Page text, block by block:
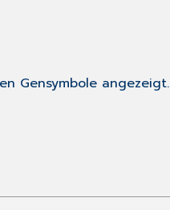
Gensymbole angezeigt.